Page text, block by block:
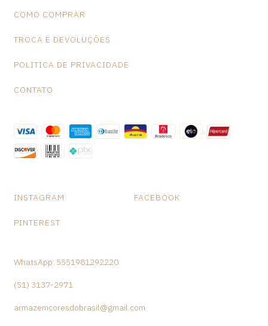
COMO COMPRAR
TROCA E DEVOLUÇÕES
POLITICA DE PRIVACIDADE
CONTATO
INSTAGRAM FACEBOOK
PINTEREST
WhatsApp: 5551981292220
(51) 3137-2971
armazemcoresdobrasil@gmail.com